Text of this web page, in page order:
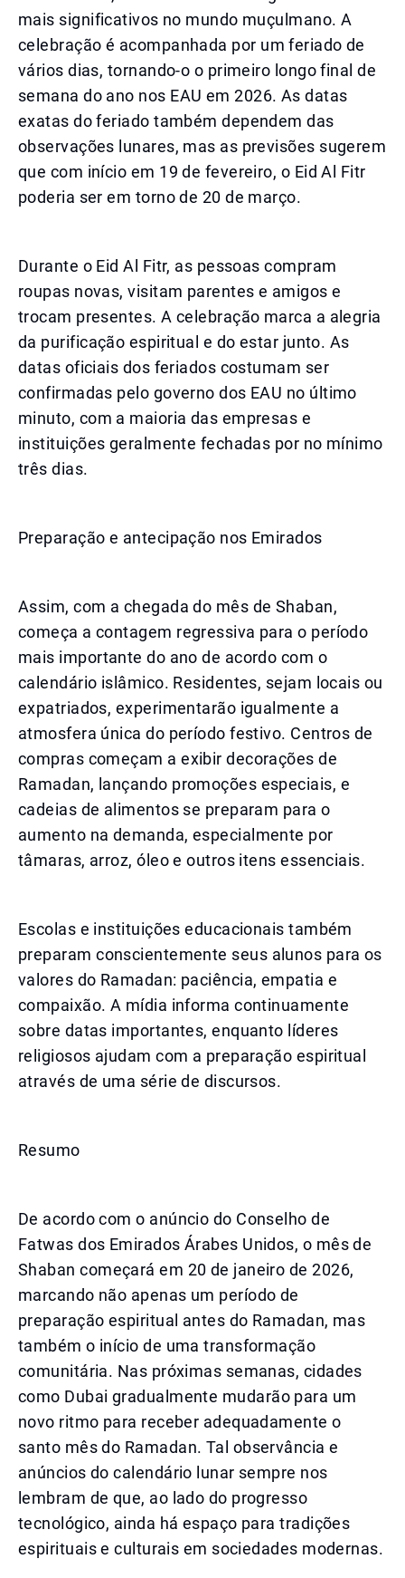
mais significativos no mundo muçulmano. A
celebração é acompanhada por um feriado de
vários dias, tornando-o o primeiro longo final de
semana do ano nos EAU em 2026. As datas
exatas do feriado também dependem das
observações lunares, mas as previsões sugerem
que com início em 19 de fevereiro, o Eid Al Fitr
poderia ser em torno de 20 de março.
Durante o Eid Al Fitr, as pessoas compram
roupas novas, visitam parentes e amigos e
trocam presentes. A celebração marca a alegria
da purificação espiritual e do estar junto. As
datas oficiais dos feriados costumam ser
confirmadas pelo governo dos EAU no último
minuto, com a maioria das empresas e
instituições geralmente fechadas por no mínimo
três dias.
Preparação e antecipação nos Emirados
Assim, com a chegada do mês de Shaban,
começa a contagem regressiva para o período
mais importante do ano de acordo com o
calendário islâmico. Residentes, sejam locais ou
expatriados, experimentarão igualmente a
atmosfera única do período festivo. Centros de
compras começam a exibir decorações de
Ramadan, lançando promoções especiais, e
cadeias de alimentos se preparam para o
aumento na demanda, especialmente por
tâmaras, arroz, óleo e outros itens essenciais.
Escolas e instituições educacionais também
preparam conscientemente seus alunos para os
valores do Ramadan: paciência, empatia e
compaixão. A mídia informa continuamente
sobre datas importantes, enquanto líderes
religiosos ajudam com a preparação espiritual
através de uma série de discursos.
Resumo
De acordo com o anúncio do Conselho de
Fatwas dos Emirados Árabes Unidos, o mês de
Shaban começará em 20 de janeiro de 2026,
marcando não apenas um período de
preparação espiritual antes do Ramadan, mas
também o início de uma transformação
comunitária. Nas próximas semanas, cidades
como Dubai gradualmente mudarão para um
novo ritmo para receber adequadamente o
santo mês do Ramadan. Tal observância e
anúncios do calendário lunar sempre nos
lembram de que, ao lado do progresso
tecnológico, ainda há espaço para tradições
espirituais e culturais em sociedades modernas.